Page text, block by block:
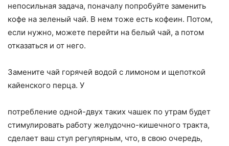
непосильная задача, поначалу попробуйте заменить
кофе на зеленый чай. В нем тоже есть кофеин. Потом,
если нужно, можете перейти на белый чай, а потом
отказаться и от него.
Замените чай горячей водой с лимоном и щепоткой
кайенского перца. У
потребление одной-двух таких чашек по утрам будет
стимулировать работу желудочно-кишечного тракта,
сделает ваш стул регулярным, что, в свою очередь,